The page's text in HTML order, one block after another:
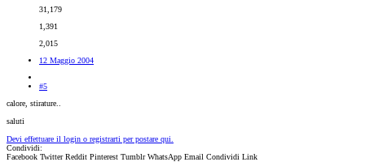
31,179
1,391
2,015
12 Maggio 2004
#5
calore, stirature..
saluti
Devi effettuare il login o registrarti per postare qui.
Condividi:
Facebook Twitter Reddit Pinterest Tumblr WhatsApp Email Condividi Link